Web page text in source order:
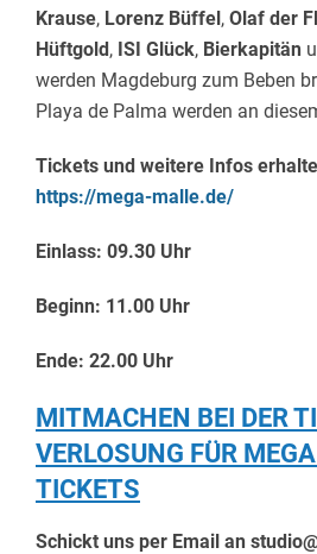
Krause, Lorenz Büffel, Olaf der
Hüftgold, ISI Glück, Bierkapitän
werden Magdeburg zum Beben
Playa de Palma werden an
Tickets und weitere Infos
https://mega-malle.de/
Einlass: 09.30 Uhr
Beginn: 11.00 Uhr
Ende: 22.00 Uhr
MITMACHEN BEI DER
VERLOSUNG FÜR
TICKETS
Schickt uns per Email an